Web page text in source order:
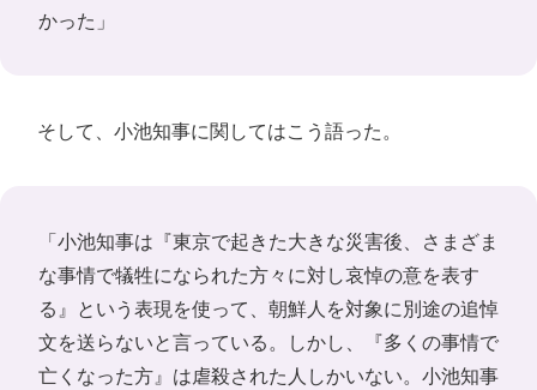
かった」
そして、小池知事に関してはこう語った。
「小池知事は『東京で起きた大きな災害後、さまざま
な事情で犠牲になられた方々に対し哀悼の意を表す
る』という表現を使って、朝鮮人を対象に別途の追悼
文を送らないと言っている。しかし、『多くの事情で
亡くなった方』は虐殺された人しかいない。小池知事